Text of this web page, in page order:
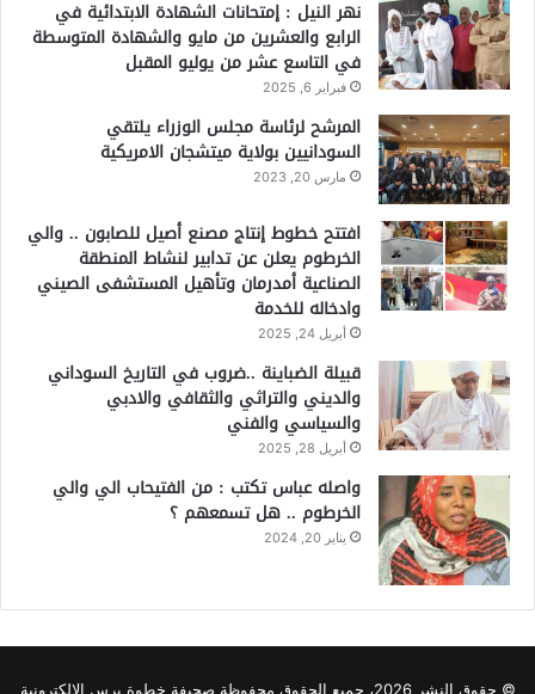
نهر النيل : إمتحانات الشهادة الابتدائية في
الرابع والعشرين من مايو والشهادة المتوسطة
في التاسع عشر من يوليو المقبل
فبراير 6, 2025
المرشح لرئاسة مجلس الوزراء يلتقي
السودانيين بولاية ميتشجان الامريكية
مارس 20, 2023
افتتح خطوط إنتاج مصنع أصيل للصابون .. والي
الخرطوم يعلن عن تدابير لنشاط المنطقة
الصناعية أمدرمان وتأهيل المستشفى الصيني
وادخاله للخدمة
أبريل 24, 2025
قبيلة الضباينة ..ضروب في التاريخ السوداني
والديني والتراثي والثقافي والادبي
والسياسي والفني
أبريل 28, 2025
واصله عباس تكتب : من الفتيحاب الي والي
الخرطوم .. هل تسمعهم ؟
يناير 20, 2024
© حقوق النشر 2026، جميع الحقوق محفوظة صحيفة خطوة برس الإلكترونية